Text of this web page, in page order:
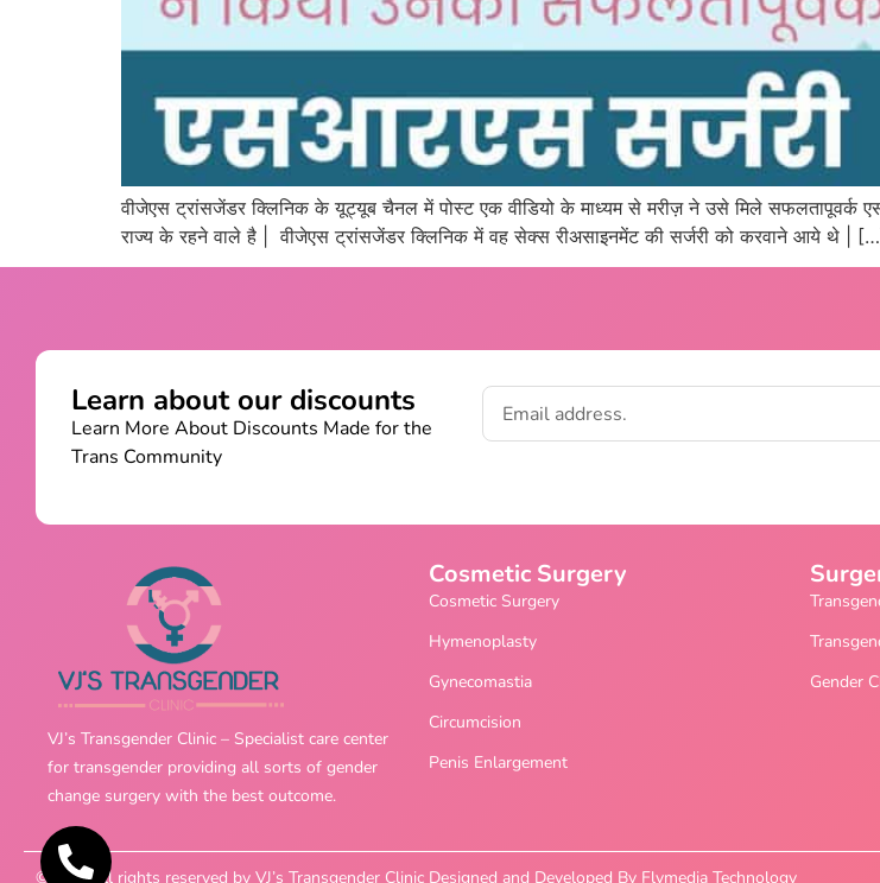
वीजेएस ट्रांसजेंडर क्लिनिक के यूट्यूब चैनल में पोस्ट एक वीडियो के माध्यम से मरीज़ ने उसे मिले सफलतापूवर्क
राज्य के रहने वाले है | वीजेएस ट्रांसजेंडर क्लिनिक में वह सेक्स रीअसाइनमेंट की सर्जरी को करवाने आये थे |
Learn about our discounts
Learn More About Discounts Made for the
Trans Community
VJ’s Transgender Clinic – Specialist care center
for transgender providing all sorts of gender
change surgery with the best outcome.
Cosmetic Surgery
Cosmetic Surgery
Hymenoplasty
Gynecomastia
Circumcision
Penis Enlargement
Gender
©2025 All rights reserved by VJ’s Transgender Clinic Designed and Developed By Flymedia Technology